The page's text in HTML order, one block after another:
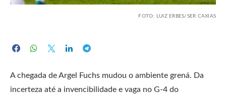
FOTO: LUIZ ERBES/SER CAXIAS
A chegada de Argel Fuchs mudou o ambiente grená. Da
incerteza até a invencibilidade e vaga no G-4 do